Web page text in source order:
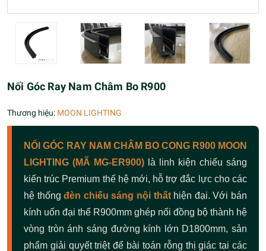
Nối Góc Ray Nam Châm Bo R900
Thương hiệu: MOON LIGHTING
NỐI GÓC RAY NAM CHÂM BO CONG R900 MOON
LIGHTING (MÃ MG-ER900) là linh kiện chiếu sáng
kiến trúc Premium thế hệ mới, hỗ trợ đắc lực cho các
hệ thốngđèn chiếu sáng nội thấthiện đại. Với bán
kính uốn đại thể R900mm ghép nối đồng bộ thành hệ
vòng tròn ánh sáng đường kính lớn D1800mm, sản
phẩm giải quyết triệt để bài toán rỗng thị giác tại các